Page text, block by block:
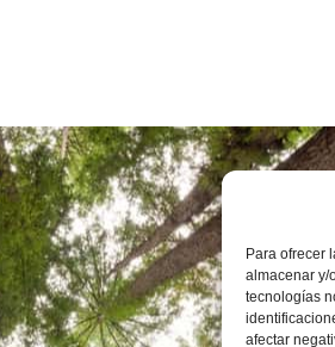
Para ofrecer
almacenar y/
tecnologías
afectar
Calle
+34